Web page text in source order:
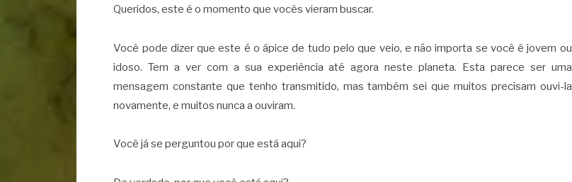
Queridos, este é o momento que vocês vieram buscar.
Você pode dizer que este é o ápice de tudo pelo que veio, e não importa se você é jovem ou
idoso. Tem a ver com a sua experiência até agora neste planeta. Esta parece ser uma
mensagem constante que tenho transmitido, mas também sei que muitos precisam ouvi-la
novamente, e muitos nunca a ouviram.
Você já se perguntou por que está aqui?